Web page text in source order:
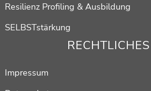
Resilienz Profiling & Ausbildung
SELBSTstärkung
RECHTLICHES
Impressum